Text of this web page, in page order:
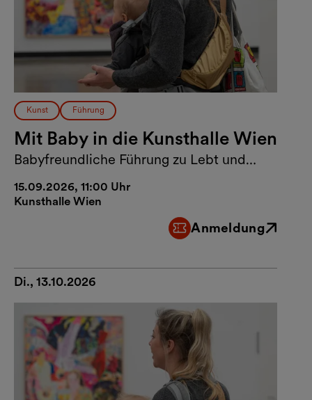
Kunst Führung
Mit Baby in die Kunsthalle Wien
Babyfreundliche Führung zu Lebt und
15.09.2026, 11:00 Uhr
Kunsthalle Wien
Anmeldung
Externer Link
Di., 13.10.2026